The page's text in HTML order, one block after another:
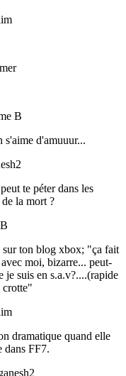
B
d'amuuur...
te péter dans les
la mort ?
sur ton blog xbox; "ça fait
moi, bizarre... peut-
je suis en s.a.v?....(rapide
crotte"
dramatique quand elle
dans FF7.